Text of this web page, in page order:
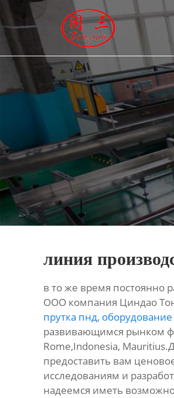
ГЛАВНАЯ
ПРОДУКЦИЯ
НОВОСТИ
линия
в то же время постоянно
ООО компания Циндао
прутка пнд,
развивающимся рынком
Rome,Indonesia,
предоставить вам
исследованиям и
надеемся иметь